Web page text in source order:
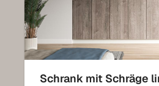
Schrank mit Schräge